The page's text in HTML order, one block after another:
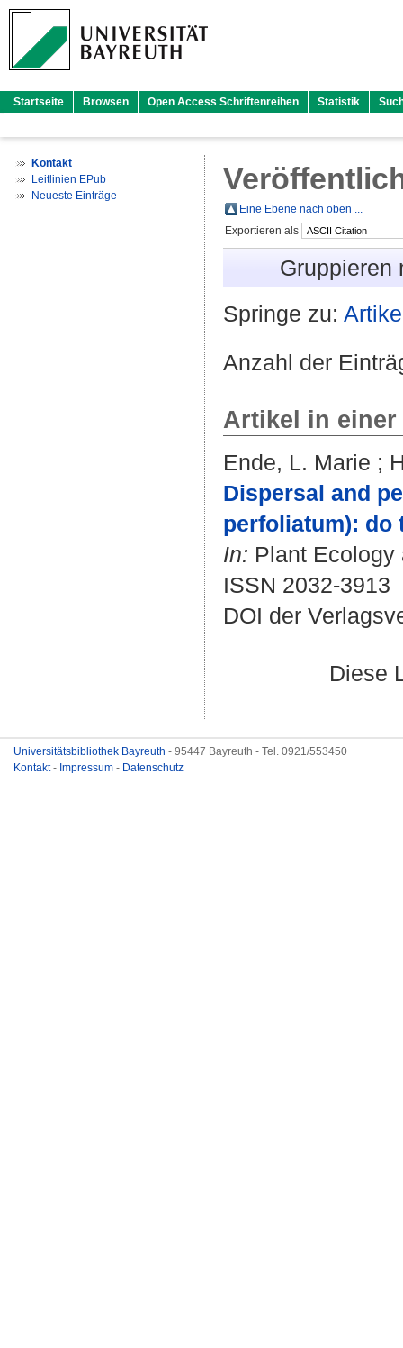
Startseite Browsen Open Access Schriftenreihen Statistik
Kontakt
Leitlinien EPub
Neueste Einträge
Eine Ebene nach oben ...
Exportieren als
Gruppieren
Springe zu:
Anzahl der
Artikel in
Ende, L. Marie ;
Dispersal and
perfoliatum): do
In: Plant Ecology
ISSN 2032-3913
DOI der
Diese
Universitätsbibliothek Bayreuth - 95447 Bayreuth - Tel. 0921/553450
Kontakt- Impressum - Datenschutz